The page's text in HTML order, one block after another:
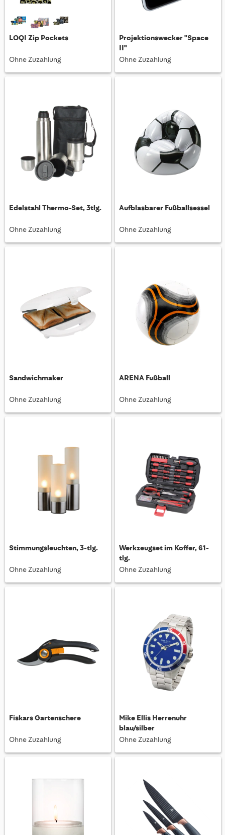
LOQI Zip Pockets
Ohne Zuzahlung
Projektionswecker "Space
II"
Ohne Zuzahlung
Edelstahl Thermo-Set, 3tlg.
Ohne Zuzahlung
Aufblasbarer Fußballsessel
Ohne Zuzahlung
Sandwichmaker
Ohne Zuzahlung
ARENA Fußball
Ohne Zuzahlung
Stimmungsleuchten, 3-tlg.
Ohne Zuzahlung
Werkzeugset im Koffer, 61-
tlg.
Ohne Zuzahlung
Fiskars Gartenschere
Ohne Zuzahlung
Mike Ellis Herrenuhr
blau/silber
Ohne Zuzahlung